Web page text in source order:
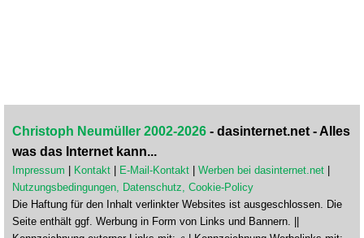
Christoph Neumüller 2002-2026 - dasinternet.net - Alles
was das Internet kann...
Impressum Kontakt E-Mail-Kontakt Werben bei dasinternet.net
Nutzungsbedingungen, Datenschutz, Cookie-Policy
Die Haftung für den Inhalt verlinkter Websites ist ausgeschlossen. Die
Seite enthält ggf. Werbung in Form von Links und Bannern. ||